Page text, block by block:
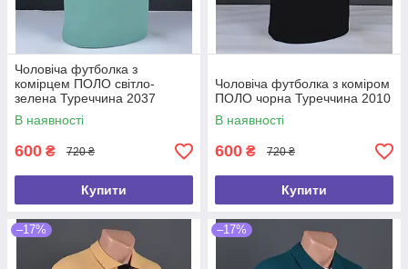
Чоловіча футболка з
комірцем ПОЛО світло-
зелена Туреччина 2037
В наявності
600 ₴ 720 ₴
Купити
Чоловіча футболка з коміром
ПОЛО чорна Туреччина 2010
В наявності
600 ₴ 720 ₴
Купити
–17% –17%